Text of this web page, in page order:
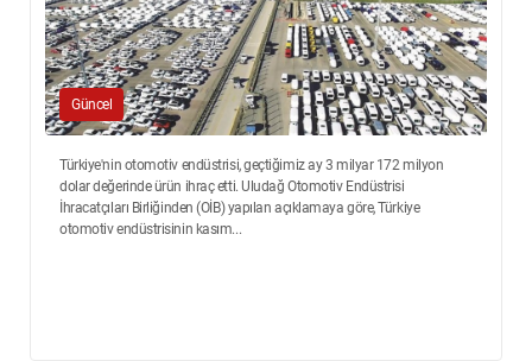
Güncel
Türkiye'nin otomotiv endüstrisi, geçtiğimiz ay 3 milyar 172 milyon
dolar değerinde ürün ihraç etti. Uludağ Otomotiv Endüstrisi
İhracatçıları Birliğinden (OİB) yapılan açıklamaya göre, Türkiye
otomotiv endüstrisinin kasım...